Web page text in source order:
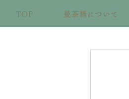
TOP 曼荼羅について